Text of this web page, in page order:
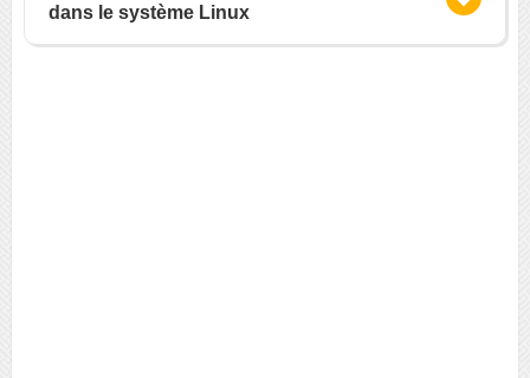
dans le système Linux